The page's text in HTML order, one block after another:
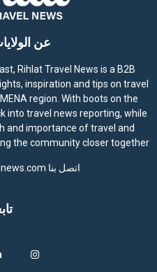
عن
Rihlat Travel News is a B2B
inspiration and tips on travel
region. With boots on the
into travel news reporting, while
and importance of travel and
the community closer together.
اتصل بنا